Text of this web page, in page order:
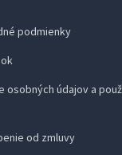
podmienky
osobných údajov a
od zmluvy